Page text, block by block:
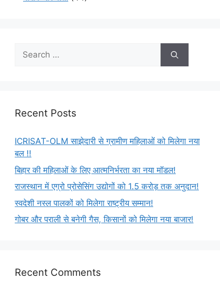
Recent Posts
ICRISAT-OLM साझेदारी से ग्रामीण महिलाओं को मिलेगा नया
बल !!
बिहार की महिलाओं के लिए आत्मनिर्भरता का नया मॉडल!
राजस्थान में एग्रो प्रोसेसिंग उद्योगों को 1.5 करोड़ तक अनुदान!
स्वदेशी नस्ल पालकों को मिलेगा राष्ट्रीय सम्मान!
गोबर और पराली से बनेगी गैस, किसानों को मिलेगा नया बाजार!
Recent Comments